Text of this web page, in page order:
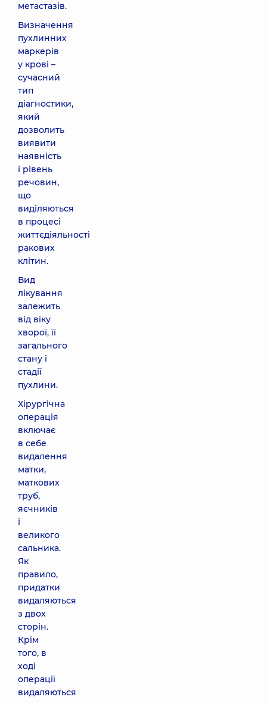
метастазів.
Визначення
пухлинних
маркерів
у крові –
сучасний
тип
діагностики,
який
дозволить
виявити
наявність
і рівень
речовин,
що
виділяються
в процесі
життєдіяльності
ракових
клітин.
Вид
лікування
залежить
від віку
хворої, її
загального
стану і
стадії
пухлини.
Хірургічна
операція
включає
в себе
видалення
матки,
маткових
труб,
яєчників
і
великого
сальника.
Як
правило,
придатки
видаляються
з двох
сторін.
Крім
того, в
ході
операції
видаляються